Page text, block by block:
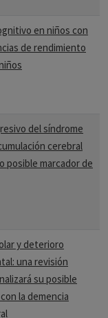
en niños con
de rendimiento
del síndrome
cerebral
posible marcador de
y deterioro
una revisión
su posible
la demencia